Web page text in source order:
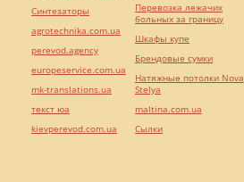
Синтезаторы
agrotechnika.com.ua
perevod.agency
europeservice.com.ua
mk-translations.ua
текст юа
kievperevod.com.ua
Перевозка лежачих
больных за границу
Шкафы купе
Брендовые сумки
Натяжные потолки Nova
Stelya
maltina.com.ua
Cылки